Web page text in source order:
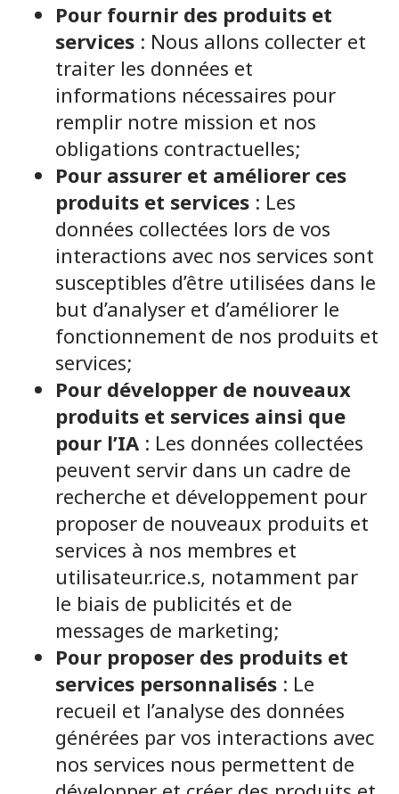
Pour fournir des produits et
services : Nous allons collecter et
traiter les données et
informations nécessaires pour
remplir notre mission et nos
obligations contractuelles;
Pour assurer et améliorer ces
produits et services : Les
données collectées lors de vos
interactions avec nos services sont
susceptibles d’être utilisées dans le
but d’analyser et d’améliorer le
fonctionnement de nos produits et
services;
Pour développer de nouveaux
produits et services ainsi que
pour l’IA : Les données collectées
peuvent servir dans un cadre de
recherche et développement pour
proposer de nouveaux produits et
services à nos membres et
utilisateur.rice.s, notamment par
le biais de publicités et de
messages de marketing;
Pour proposer des produits et
services personnalisés : Le
recueil et l’analyse des données
générées par vos interactions avec
nos services nous permettent de